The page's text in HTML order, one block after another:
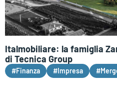
Italmobiliare: la famiglia
di Tecnica Group
#Finanza #Impresa